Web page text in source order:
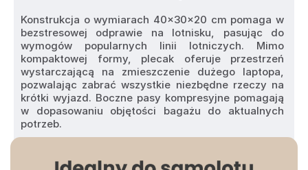
Konstrukcja o wymiarach 40x30x20 cm pomaga w
bezstresowej odprawie na lotnisku, pasując do
wymogów popularnych linii lotniczych. Mimo
kompaktowej formy, plecak oferuje przestrzeń
wystarczającą na zmieszczenie dużego laptopa,
pozwalając zabrać wszystkie niezbędne rzeczy na
krótki wyjazd. Boczne pasy kompresyjne pomagają
w dopasowaniu objętości bagażu do aktualnych
potrzeb.